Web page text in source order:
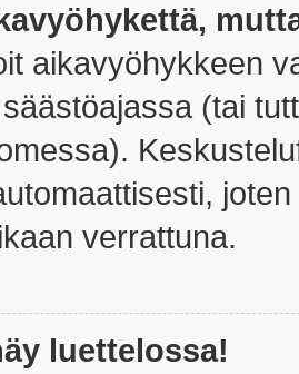
aikavyöhykkeen
(tai
verrattuna.
luettelossa!